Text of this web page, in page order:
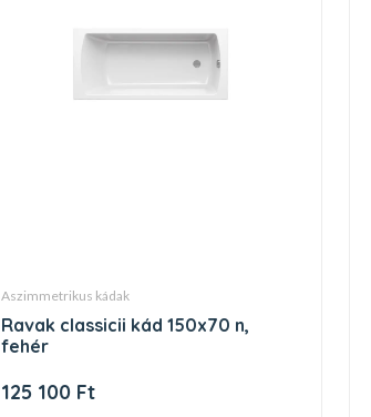
aszimmetrikus kádak
ravak classicii kád 150x70 n,
fehér
125 100 Ft